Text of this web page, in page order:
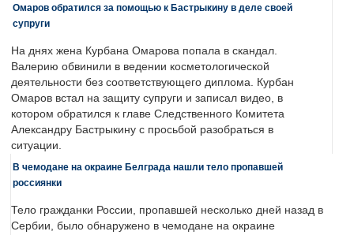
Омаров обратился за помощью к Бастрыкину в деле своей
супруги
На днях жена Курбана Омарова попала в скандал.
Валерию обвинили в ведении косметологической
деятельности без соответствующего диплома. Курбан
Омаров встал на защиту супруги и записал видео, в
котором обратился к главе Следственного Комитета
Александру Бастрыкину с просьбой разобраться в
ситуации.
В чемодане на окраине Белграда нашли тело пропавшей
россиянки
Тело гражданки России, пропавшей несколько дней назад в
Сербии, было обнаружено в чемодане на окраине